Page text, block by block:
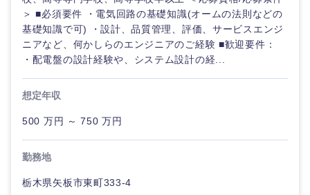
＞ ■必須要件 ・電気回路の基礎知識(オームの法則などの
基礎知識で可) ・設計、品質管理、評価、サービスエンジ
ニアなど、何かしらのエンジニアのご経験 ■歓迎要件：
・配電盤の設計経験や、システム設計の経...
想定年収
500 万円 ～ 750 万円
勤務地
栃木県矢板市東町333-4